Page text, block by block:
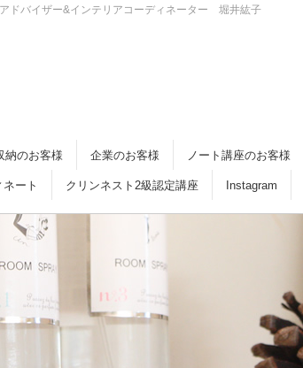
ドバイザー&インテリアコーディネーター 堀井紘子
納のお客様 企業のお客様 ノート講座のお客様
ート クリンネスト2級認定講座 Instagram